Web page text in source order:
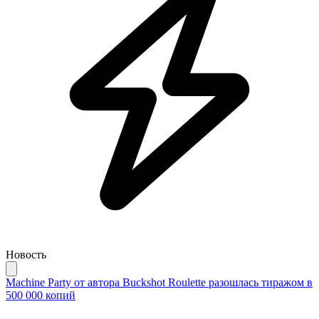
Новость
Machine Party от автора Buckshot Roulette разошлась тиражом в
500 000 копий